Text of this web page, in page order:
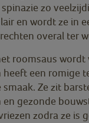
zo
en wordt ze in
overal ter
roomsaus wordt
heeft een romige
Ze zit
gezonde
zodra ze is